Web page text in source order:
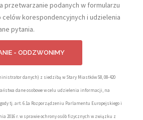
przetwarzanie podanych w formularzu
korespondencyjnych i udzielenia
pytania.
danych) z siedzibą w Stary Miastków 58, 08-420
dane osobowe w celu udzielenia informacji, na
tj. art. 6.1a Rozporządzeniu Parlamentu Europejskiego i
2016 r. w sprawie ochrony osób fizycznych w związku z